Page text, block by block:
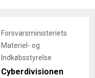
Forsvarsministeriets
Materiel- og
Indkøbsstyrelse
Cyberdivisionen